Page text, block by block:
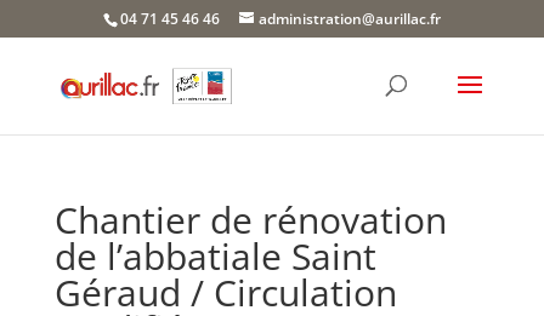
04 71 45 46 46 administration@aurillac.fr
Chantier de rénovation
de l’abbatiale Saint
Géraud / Circulation